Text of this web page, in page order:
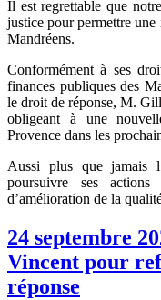
Il est regrettable que
justice pour permettre
Mandréens.
Conformément à ses
finances publiques des
le droit de réponse, M.
obligeant à une
Provence dans les
Aussi plus que jamais
poursuivre ses
d’amélioration de la
24 septembre
Vincent pour
réponse